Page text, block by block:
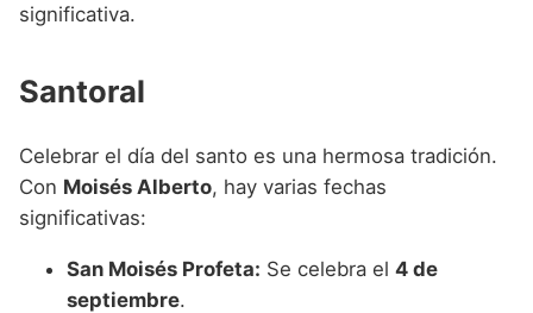
significativa.
Santoral
Celebrar el día del santo es una hermosa tradición.
Con Moisés Alberto, hay varias fechas
significativas:
San Moisés Profeta: Se celebra el 4 de
septiembre.